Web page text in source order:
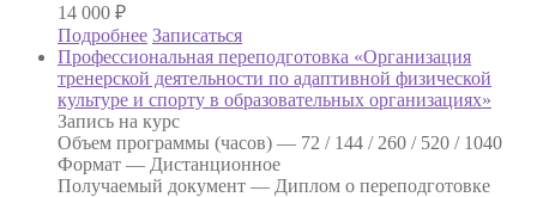
14 000 ₽
Подробнее Записаться
Профессиональная переподготовка «Организация
тренерской деятельности по адаптивной физической
культуре и спорту в образовательных организациях»
Запись на курс
Объем программы (часов) — 72 / 144 / 260 / 520 / 1040
Формат — Дистанционное
Получаемый документ — Диплом о переподготовке